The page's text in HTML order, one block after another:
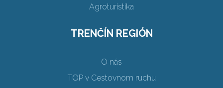
Agroturistika
TRENČÍN REGIÓN
O nás
TOP v Cestovnom ruchu